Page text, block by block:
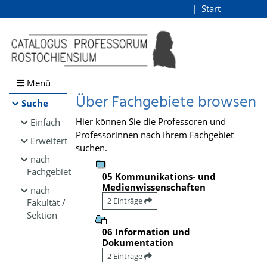
Browsen
direkt zum Inhalt
Start
Menü
Suche
Einfach
Erweitert
nach
Fachgebiet
nach
Fakultät /
Sektion
Über Fachgebiete browsen
Hier können Sie die Professoren und
Professorinnen nach Ihrem Fachgebiet
suchen.
05 Kommunikations- und
Medienwissenschaften
2 Einträge
06 Information und
Dokumentation
2 Einträge